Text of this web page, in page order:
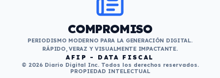
COMPROMISO
PERIODISMO MODERNO PARA LA GENERACIÓN DIGITAL.
RÁPIDO, VERAZ Y VISUALMENTE IMPACTANTE.
AFIP - DATA FISCAL
© 2026 Diario Digital Inc. Todos los derechos reservados.
PROPIEDAD INTELECTUAL